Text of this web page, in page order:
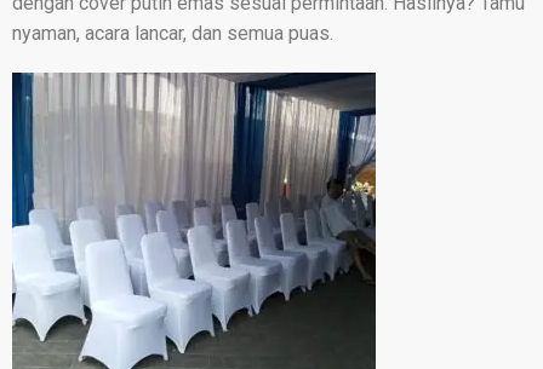
nyaman, acara lancar, dan semua puas.